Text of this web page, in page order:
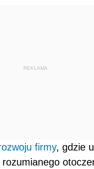
REKLAMA
firmy, gdzie